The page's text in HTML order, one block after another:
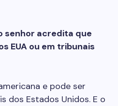
senhor acredita que
EUA ou em tribunais
e pode ser
dos Estados Unidos. E o